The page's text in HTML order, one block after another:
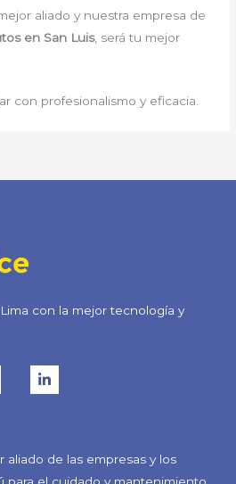
aliado y nuestra empresa de
en San Luis, será tu mejor
con profesionalismo y eficacia.
con la mejor tecnología y
aliado de las empresas y los